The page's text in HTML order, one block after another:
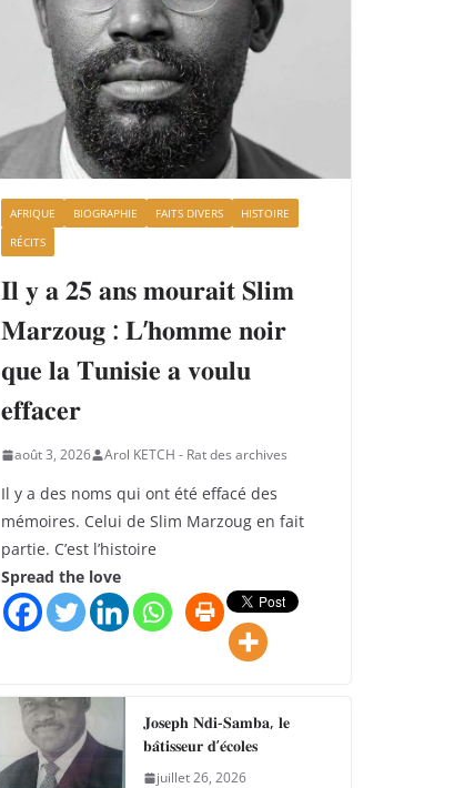
AFRIQUE BIOGRAPHIE FAITS DIVERS
HISTOIRE
RÉCITS
𝐈𝐥 𝐲 𝐚 𝟐𝟓 𝐚𝐧𝐬 𝐦𝐨𝐮𝐫𝐚𝐢𝐭 𝐒𝐥𝐢𝐦
𝐌𝐚𝐫𝐳𝐨𝐮𝐠 : 𝐋’𝐡𝐨𝐦𝐦𝐞 𝐧𝐨𝐢𝐫
𝐪𝐮𝐞 𝐥𝐚 𝐓𝐮𝐧𝐢𝐬𝐢𝐞 𝐚 𝐯𝐨𝐮𝐥𝐮
𝐞𝐟𝐟𝐚𝐜𝐞𝐫
août 3, 2026 Arol KETCH - Rat des archives
Il y a des noms qui ont été effacé des
mémoires. Celui de Slim Marzoug en fait
partie. C’est l’histoire
Spread the love
𝐉𝐨𝐬𝐞𝐩𝐡 𝐍𝐝𝐢-𝐒𝐚𝐦𝐛𝐚, 𝐥𝐞
𝐛𝐚̂𝐭𝐢𝐬𝐬𝐞𝐮𝐫 𝐝’𝐞́𝐜𝐨𝐥𝐞𝐬
juillet 26, 2026